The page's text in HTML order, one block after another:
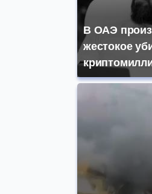
В ОАЭ
жестокое